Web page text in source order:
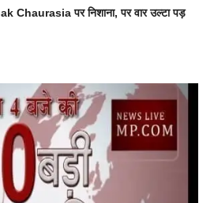
Chaurasia पर निशाना, पर वार उल्टा पड़